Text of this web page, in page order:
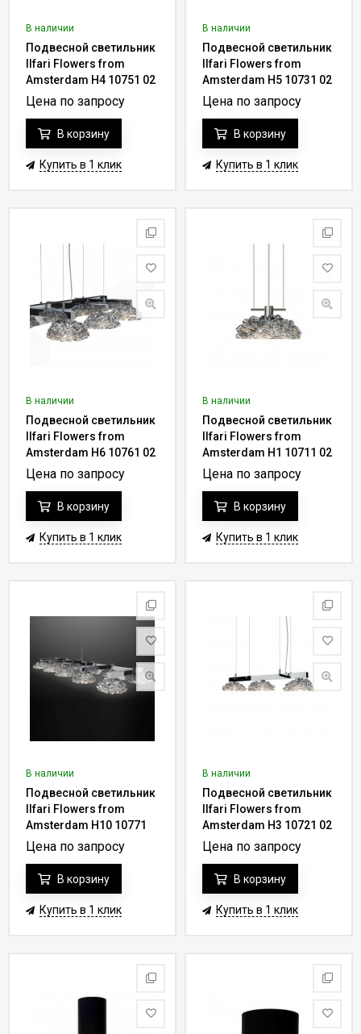
В наличии
Подвесной светильник
Ilfari Flowers from
Amsterdam H4 10751 02
Цена по запросу
В корзину
Купить в 1 клик
В наличии
Подвесной светильник
Ilfari Flowers from
Amsterdam H5 10731 02
Цена по запросу
В корзину
Купить в 1 клик
В наличии
Подвесной светильник
Ilfari Flowers from
Amsterdam H6 10761 02
Цена по запросу
В корзину
Купить в 1 клик
В наличии
Подвесной светильник
Ilfari Flowers from
Amsterdam H1 10711 02
Цена по запросу
В корзину
Купить в 1 клик
В наличии
Подвесной светильник
Ilfari Flowers from
Amsterdam H10 10771
02
Цена по запросу
В корзину
Купить в 1 клик
В наличии
Подвесной светильник
Ilfari Flowers from
Amsterdam H3 10721 02
Цена по запросу
В корзину
Купить в 1 клик